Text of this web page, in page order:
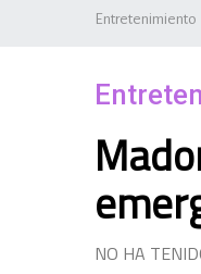
Entretenimiento
NO HA